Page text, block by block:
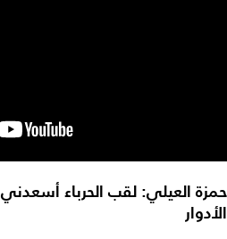
حمزة العيلي: لقب الحرباء
الأدوار